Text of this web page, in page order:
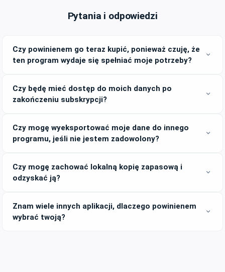
Pytania i odpowiedzi
Czy powinienem go teraz kupić, ponieważ czuję, że
ten program wydaje się spełniać moje potrzeby?
expand_more
Czy będę mieć dostęp do moich danych po
zakończeniu subskrypcji?
expand_more
Czy mogę wyeksportować moje dane do innego
programu, jeśli nie jestem zadowolony?
expand_more
Czy mogę zachować lokalną kopię zapasową i
odzyskać ją?
expand_more
Znam wiele innych aplikacji, dlaczego powinienem
wybrać twoją?
expand_more